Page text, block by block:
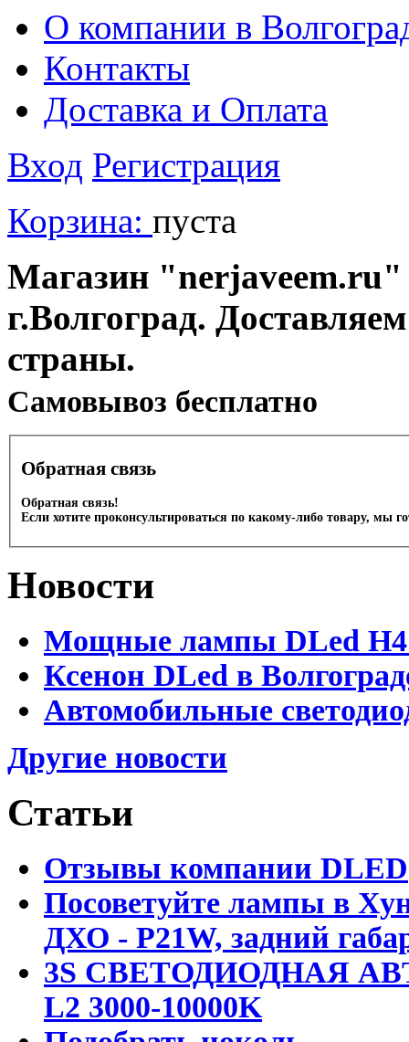
О компании в
Контакты
Доставка и Оплата
Вход Регистрация
Корзина: пуста
Магазин "nerjaveem.ru"
г.Волгоград.
страны.
Cамовывоз бесплатно
Обратная связь
Обратная связь!
Если хотите проконсультироваться по какому-либо товару, мы
Новости
Мощные лампы DLed H4
Ксенон DLed в
Автомобильные
Другие новости
Статьи
Отзывы компании DLED
Посоветуйте лампы в
ДХО - P21W, задний
3S СВЕТОДИОДНАЯ
L2 3000-10000K